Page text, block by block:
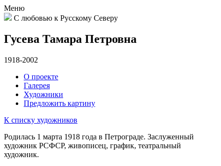
Меню
С любовью к Русскому Северу
Гусева Тамара Петровна
1918-2002
О проекте
Галерея
Художники
Предложить картину
К списку художников
Родилась 1 марта 1918 года в Петрограде. Заслуженный
художник РСФСР, живописец, график, театральный
художник.